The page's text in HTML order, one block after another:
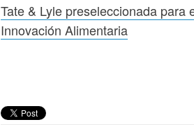
Tate & Lyle preseleccionada para
Innovación Alimentaria